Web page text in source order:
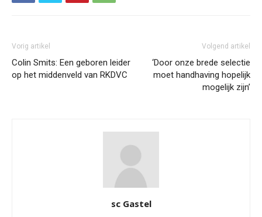
Vorig artikel
Colin Smits: Een geboren leider
op het middenveld van RKDVC
Volgend artikel
‘Door onze brede selectie
moet handhaving hopelijk
mogelijk zijn’
sc Gastel